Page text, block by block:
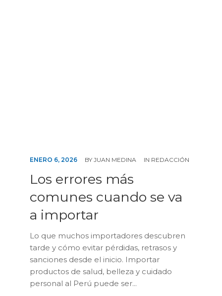
ENERO 6, 2026 BY JUAN MEDINA IN REDACCIÓN
Los errores más
comunes cuando se va
a importar
Lo que muchos importadores descubren
tarde y cómo evitar pérdidas, retrasos y
sanciones desde el inicio. Importar
productos de salud, belleza y cuidado
personal al Perú puede ser...